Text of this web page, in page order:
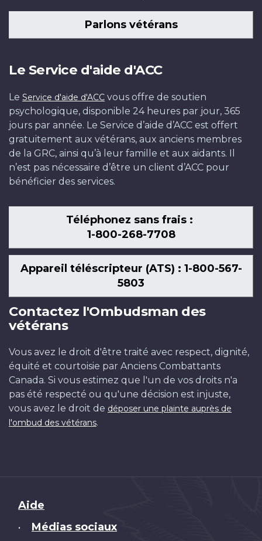
Parlons vétérans
Le Service d'aide d'ACC
Le Service d'aide d'ACC vous offre de soutien
psychologique, disponible 24 heures par jour, 365
jours par année. Le Service d’aide d’ACC est offert
gratuitement aux vétérans, aux anciens membres
de la GRC, ainsi qu’à leur famille et aux aidants. Il
n’est pas nécessaire d’être un client d’ACC pour
bénéficier des services.
Téléphonez sans frais :
1-800-268-7708
Appareil téléscripteur (ATS) : 1-800-567-
5803
Contactez l'Ombudsman des
vétérans
Vous avez le droit d'être traité avec respect, dignité,
équité et courtoisie par Anciens Combattants
Canada. Si vous estimez que l'un de vos droits n'a
pas été respecté ou qu'une décision est injuste,
vous avez le droit de déposer une plainte auprès de
l'ombud des vétérans.
Brand
Aide
• Médias sociaux